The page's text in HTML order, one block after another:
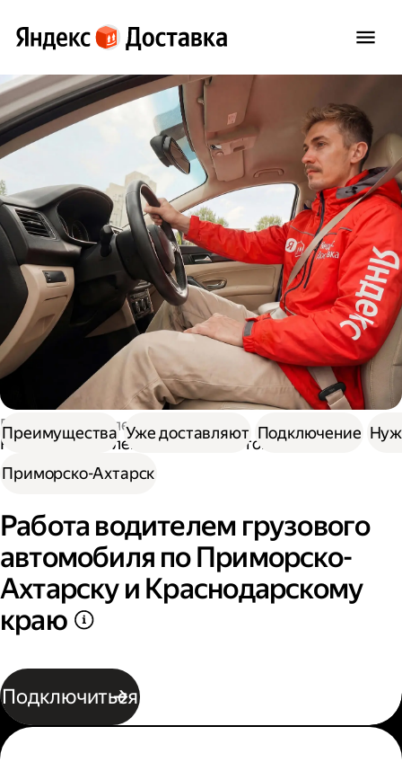
Работа водителем
Работа водителем грузового автомобиля
Приморско-Ахтарск
Работа водителем грузового
автомобиля по Приморско-
Ахтарску и Краснодарскому
краю
Подключиться
Преимущества Уже доставляют Подключение